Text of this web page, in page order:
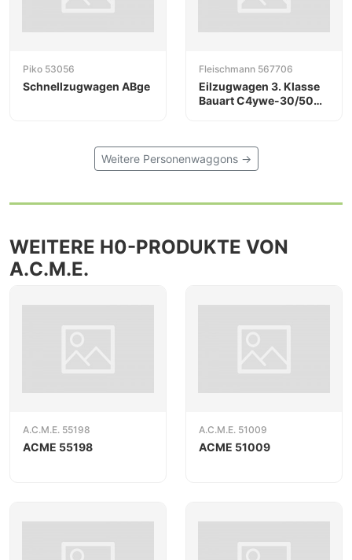
Piko 53056
Schnellzugwagen ABge
Fleischmann 567706
Eilzugwagen 3. Klasse
Bauart C4ywe-30/50
Weitere Personenwaggons →
WEITERE H0-PRODUKTE VON
A.C.M.E.
A.C.M.E. 55198
ACME 55198
A.C.M.E. 51009
ACME 51009